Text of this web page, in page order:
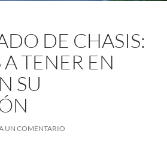
DE CHASIS:
TENER EN
SU
UN COMENTARIO